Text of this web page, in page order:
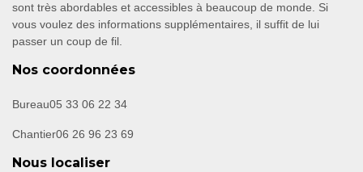
sont très abordables et accessibles à beaucoup de monde. Si
vous voulez des informations supplémentaires, il suffit de lui
passer un coup de fil.
Nos coordonnées
Bureau05 33 06 22 34
Chantier06 26 96 23 69
Nous localiser